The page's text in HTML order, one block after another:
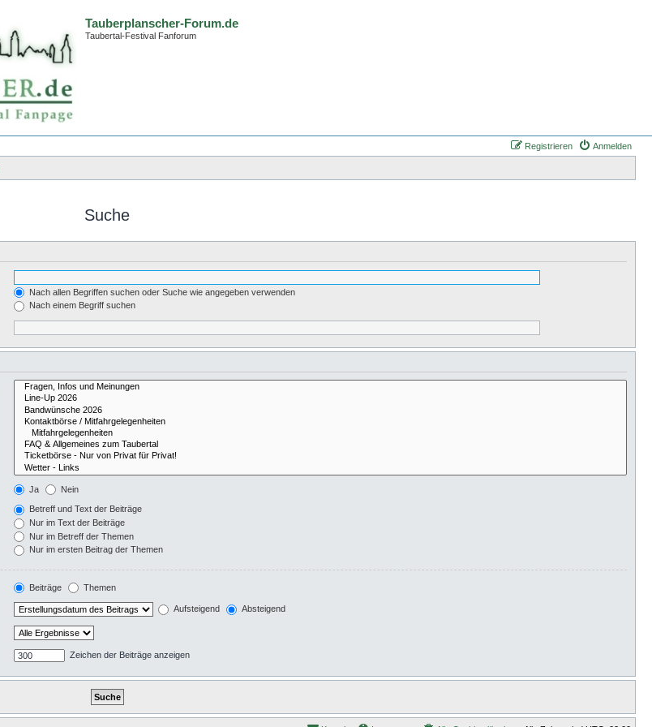
Tauberplanscher-Forum.de
Taubertal-Festival Fanforum
Anmelden
Registrieren
Suche
Nach allen Begriffen suchen oder Suche wie angegeben verwenden
Nach einem Begriff suchen
Ja Nein
Betreff und Text der Beiträge
Nur im Text der Beiträge
Nur im Betreff der Themen
Nur im ersten Beitrag der Themen
Beiträge Themen
Aufsteigend Absteigend
Zeichen der Beiträge anzeigen